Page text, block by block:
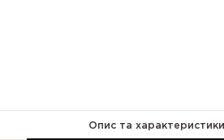
Опис та характеристики